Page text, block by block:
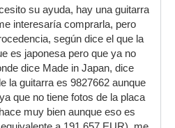
su ayuda, hay una guitarra
interesaría comprarla, pero
según dice el que la
es japonesa pero que ya no
dice Made in Japan, dice
la guitarra es 9827662 aunque
que no tiene fotos de la placa
muy bien aunque eso es